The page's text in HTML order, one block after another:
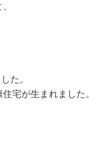
た。
宅が生まれました。